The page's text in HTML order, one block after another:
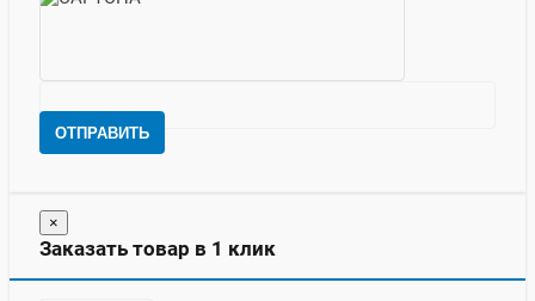
ОТПРАВИТЬ
×
Заказать товар в 1 клик